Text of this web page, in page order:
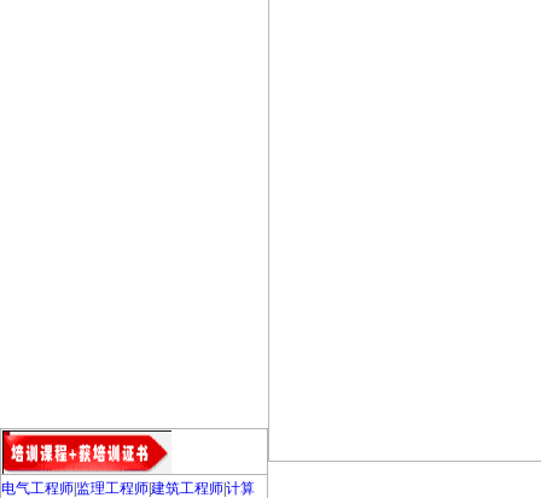
电气工程师 监理工程师建筑工程师计算